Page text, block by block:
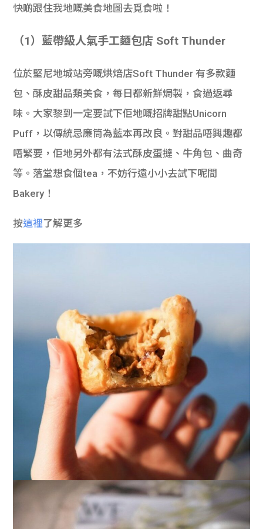
快啲跟住我地嘅美食地圖去覓食啦！
（1）藍帶級人氣手工麵包店 Soft Thunder
位於堅尼地城站旁嘅烘焙店Soft Thunder 有多款麵
包、酥皮甜品類美食，每日都新鮮焗製，食過返尋
味。大家黎到一定要試下佢地嘅招牌甜點Unicorn
Puff，以傳統忌廉筒為藍本再改良。對甜品唔興趣都
唔緊要，佢地另外都有法式酥皮蛋撻、牛角包、曲奇
等。落堂想食個tea，不妨行遠小小去試下呢間
Bakery！
按這裡了解更多